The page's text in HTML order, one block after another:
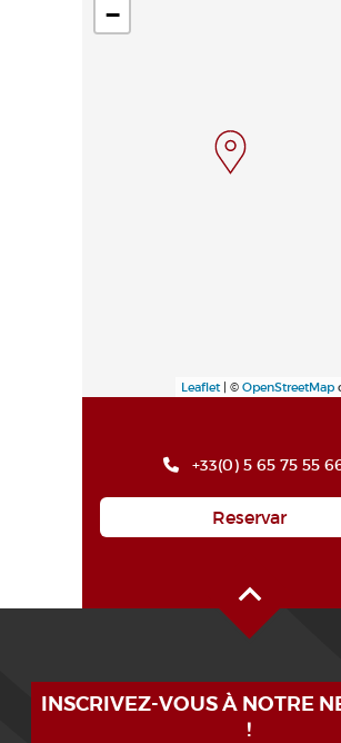
−
Leaflet| © OpenStreetMap
+33(0) 5 65 75 55
Reservar
INSCRIVEZ-VOUS À NOTRE
!